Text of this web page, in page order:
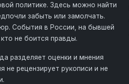
политике. Здесь можно найти
забыть или замолчать.
События в России, на бывшей
не боится правды.
разделяет оценки и мнения
не рецензирует рукописи и не